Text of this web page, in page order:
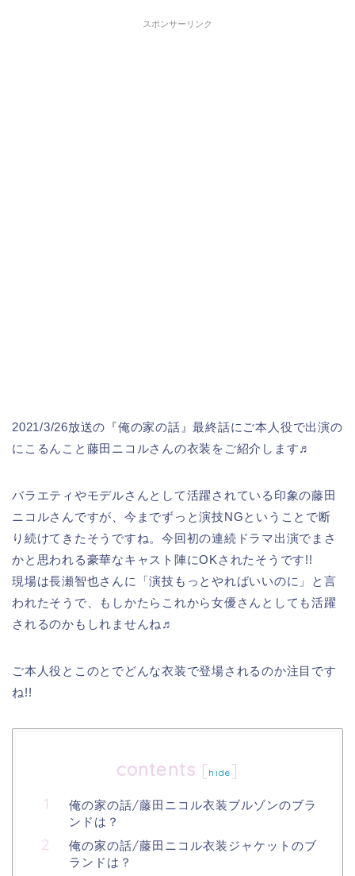
スポンサーリンク
2021/3/26放送の『俺の家の話』最終話にご本人役で出演の
にこるんこと藤田ニコルさんの衣装をご紹介します♬
バラエティやモデルさんとして活躍されている印象の藤田
ニコルさんですが、今までずっと演技NGということで断
り続けてきたそうですね。今回初の連続ドラマ出演でまさ
かと思われる豪華なキャスト陣にOKされたそうです!!
現場は長瀬智也さんに「演技もっとやればいいのに」と言
われたそうで、もしかたらこれから女優さんとしても活躍
されるのかもしれませんね♬
ご本人役とこのとでどんな衣装で登場されるのか注目です
ね!!
contents [ hide]
俺の家の話/藤田ニコル衣装ブルゾンのブラ
ンドは？
俺の家の話/藤田ニコル衣装ジャケットのブ
ランドは？